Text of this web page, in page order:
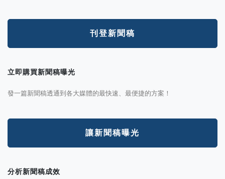
刊登新聞稿
立即購買新聞稿曝光
發一篇新聞稿透通到各大媒體的最快速、最便捷的方案！
讓新聞稿曝光
分析新聞稿成效